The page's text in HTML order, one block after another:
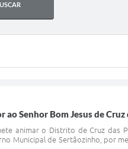
Senhor Bom Jesus de Cruz
animar o Distrito de Cruz das
Municipal de Sertãozinho, por